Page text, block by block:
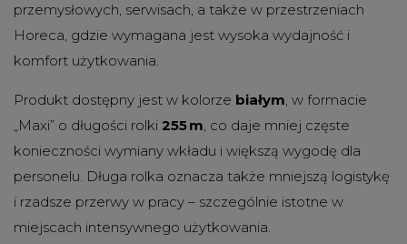
przemysłowych, serwisach, a także w przestrzeniach
Horeca, gdzie wymagana jest wysoka wydajność i
komfort użytkowania.
Produkt dostępny jest w kolorze białym, w formacie
„Maxi” o długości rolki 255 m, co daje mniej częste
konieczności wymiany wkładu i większą wygodę dla
personelu. Długa rolka oznacza także mniejszą logistykę
i rzadsze przerwy w pracy – szczególnie istotne w
miejscach intensywnego użytkowania.